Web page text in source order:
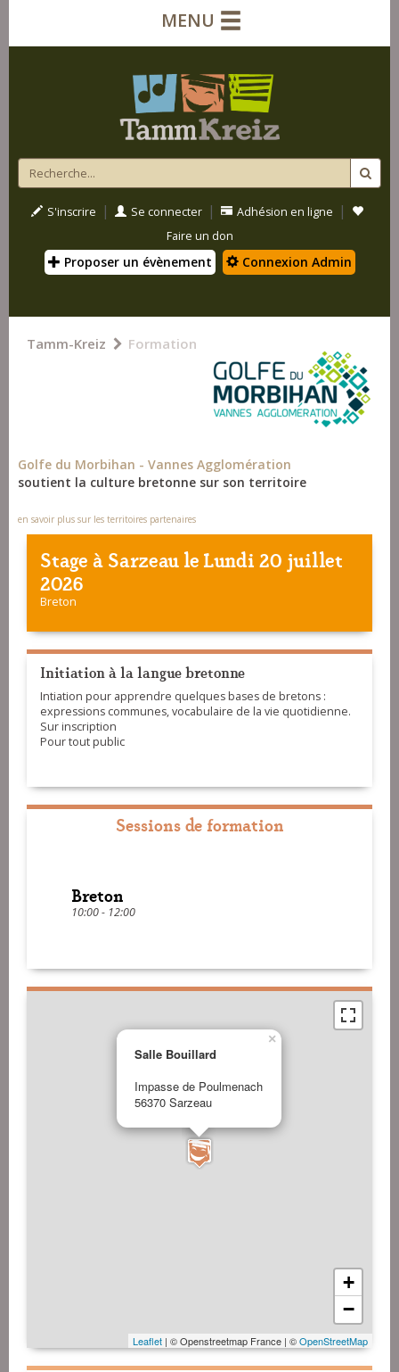
MENU
S'inscrire | Se connecter | Adhésion en ligne |
Faire un don
Proposer un évènement Connexion Admin
Tamm-Kreiz Formation
Golfe du Morbihan - Vannes Agglomération
soutient la culture bretonne sur son territoire
en savoir plus sur les territoires partenaires
Stage àSarzeaule Lundi 20 juillet
2026
Breton
Initiation à la langue bretonne
Intiation pour apprendre quelques bases de bretons :
expressions communes, vocabulaire de la vie quotidienne.
Sur inscription
Pour tout public
Sessions de formation
Breton
10:00 - 12:00
Salle Bouillard
Impasse de Poulmenach
56370 Sarzeau
×
+
−
Leaflet | © Openstreetmap France | ©OpenStreetMap